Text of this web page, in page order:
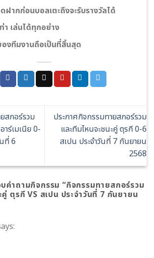
ฝากก่อนบอลเตะถึงจะรับรางวัลได้
า เล่นได้ทุกอย่าง
งทีมงานถือเป็นที่สิ้นสุด
สกอร์รวม
าร์เมเนีย 0-
ที่ 6
ประกาศกิจกรรมทายสกอร์รวม
และทีมไหนจะชนะคู่ ตุรกี 0-6
สเปน ประจำวันที่ 7 กันยายน
2568
คำถามกิจกรรม “กิจกรรมทายสกอร์รวม
คู่ ตุรกี VS สเปน ประจำวันที่ 7 กันยายน